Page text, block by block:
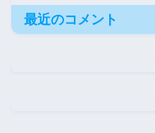
最近のコメント